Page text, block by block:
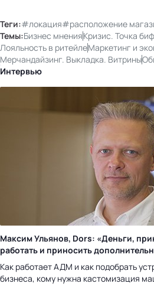
Теги:#локация#расположение
Темы:Бизнес мненияКризис. Точка
Лояльность в ритейлеМаркетинг и
Мерчандайзинг. Выкладка. Витрины
Интервью
Максим Ульянов, Dors: «Деньги,
работать и приносить
Как работает АДМ и как подобрать
бизнеса, кому нужна кастомизация